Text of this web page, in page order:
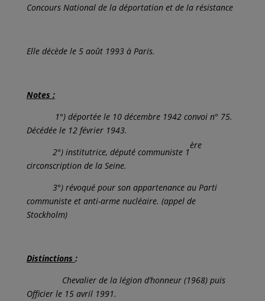
Concours National de la déportation et de la résistance
Elle décède le 5 août 1993 à Paris.
Notes :
1°) déportée le 10 décembre 1942 convoi n° 75.
Décédée le 12 février 1943.
2°) institutrice, député communiste 1
ère
circonscription de la Seine.
3°) révoqué pour son appartenance au Parti
communiste et anti-arme nucléaire. (appel de
Stockholm)
Distinctions :
Chevalier de la légion d’honneur (1968) puis
Officier le 15 avril 1991.